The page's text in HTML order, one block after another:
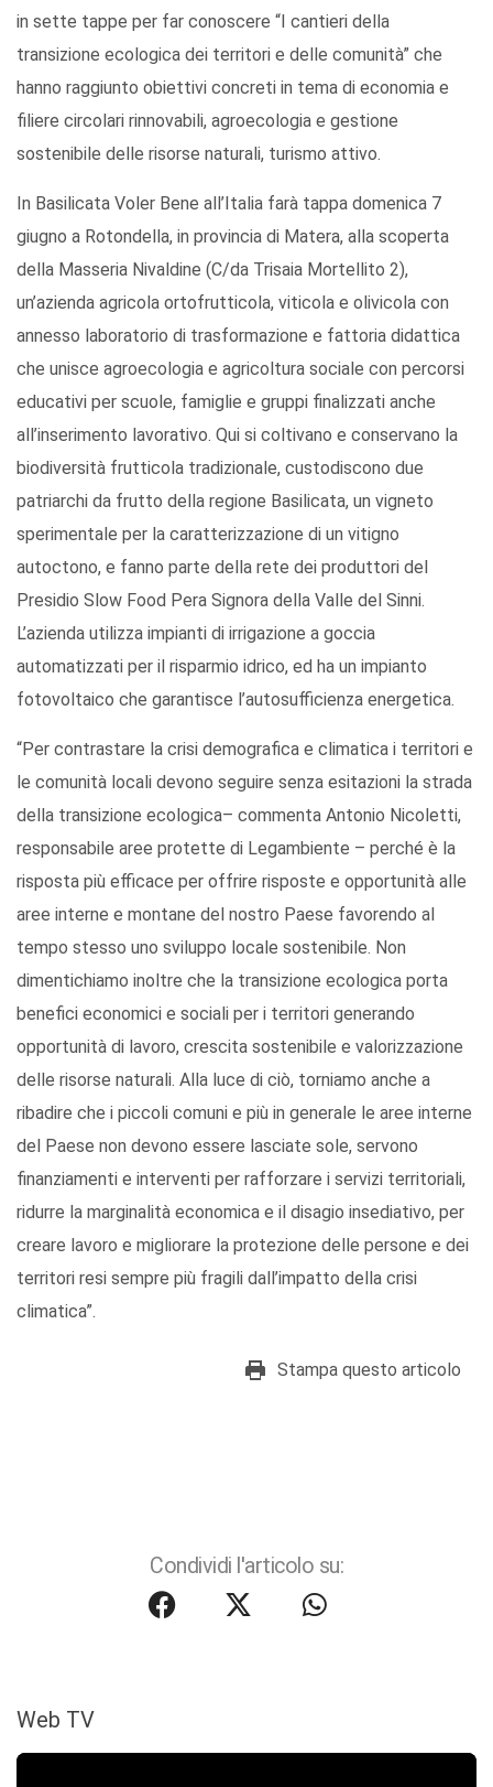
in sette tappe per far conoscere “I cantieri della
transizione ecologica dei territori e delle comunità” che
hanno raggiunto obiettivi concreti in tema di economia e
filiere circolari rinnovabili, agroecologia e gestione
sostenibile delle risorse naturali, turismo attivo.
In Basilicata Voler Bene all’Italia farà tappa domenica 7
giugno a Rotondella, in provincia di Matera, alla scoperta
della Masseria Nivaldine (C/da Trisaia Mortellito 2),
un’azienda agricola ortofrutticola, viticola e olivicola con
annesso laboratorio di trasformazione e fattoria didattica
che unisce agroecologia e agricoltura sociale con percorsi
educativi per scuole, famiglie e gruppi finalizzati anche
all’inserimento lavorativo. Qui si coltivano e conservano la
biodiversità frutticola tradizionale, custodiscono due
patriarchi da frutto della regione Basilicata, un vigneto
sperimentale per la caratterizzazione di un vitigno
autoctono, e fanno parte della rete dei produttori del
Presidio Slow Food Pera Signora della Valle del Sinni.
L’azienda utilizza impianti di irrigazione a goccia
automatizzati per il risparmio idrico, ed ha un impianto
fotovoltaico che garantisce l’autosufficienza energetica.
“Per contrastare la crisi demografica e climatica i territori e
le comunità locali devono seguire senza esitazioni la strada
della transizione ecologica– commenta Antonio Nicoletti,
responsabile aree protette di Legambiente – perché è la
risposta più efficace per offrire risposte e opportunità alle
aree interne e montane del nostro Paese favorendo al
tempo stesso uno sviluppo locale sostenibile. Non
dimentichiamo inoltre che la transizione ecologica porta
benefici economici e sociali per i territori generando
opportunità di lavoro, crescita sostenibile e valorizzazione
delle risorse naturali. Alla luce di ciò, torniamo anche a
ribadire che i piccoli comuni e più in generale le aree interne
del Paese non devono essere lasciate sole, servono
finanziamenti e interventi per rafforzare i servizi territoriali,
ridurre la marginalità economica e il disagio insediativo, per
creare lavoro e migliorare la protezione delle persone e dei
territori resi sempre più fragili dall’impatto della crisi
climatica”.
Stampa questo articolo
Condividi l'articolo su:
Web TV